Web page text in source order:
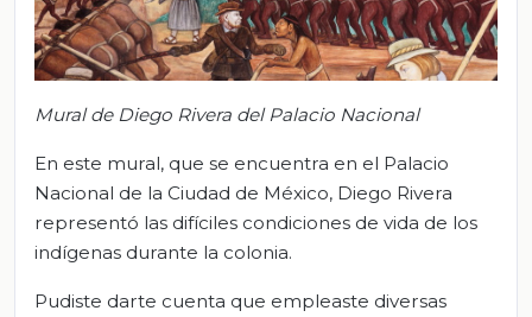
Mural de Diego Rivera del Palacio Nacional
En este mural, que se encuentra en el Palacio
Nacional de la Ciudad de México, Diego Rivera
representó las difíciles condiciones de vida de los
indígenas durante la colonia.
Pudiste darte cuenta que empleaste diversas